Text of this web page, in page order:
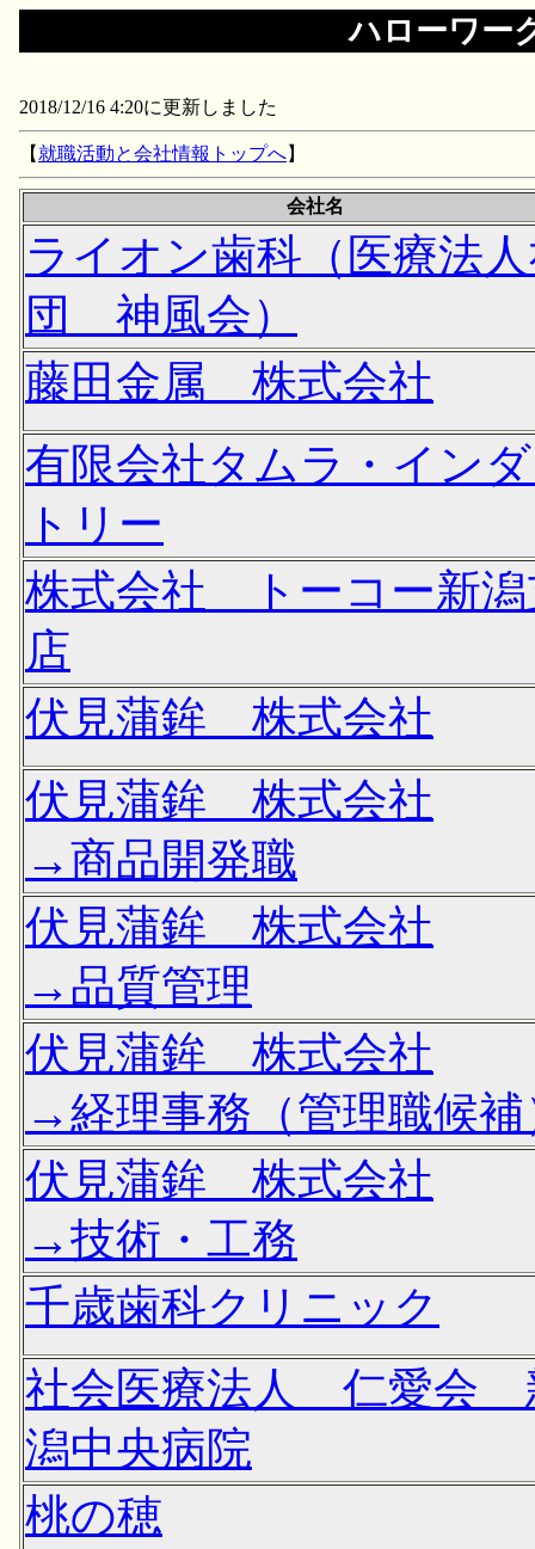
ハローワー
2018/12/16 4:20に更新しました
【 就職活動と会社情報トップへ】
会社名
ライオン歯科（医療法
団 神風会）
藤田金属 株式会社
有限会社タムラ・イン
トリー
株式会社 トーコー新潟
店
伏見蒲鉾 株式会社
伏見蒲鉾 株式会社
→商品開発職
伏見蒲鉾 株式会社
→品質管理
伏見蒲鉾 株式会社
→経理事務（管理職候補
伏見蒲鉾 株式会社
→技術・工務
千歳歯科クリニック
社会医療法人 仁愛会
潟中央病院
桃の穂